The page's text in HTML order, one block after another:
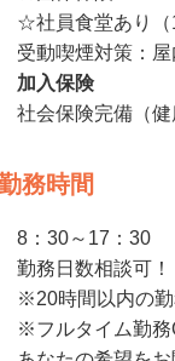
☆定期健康診断
☆団体保険
☆社員食堂あり
受動喫煙対策：
加入保険
勤務時間
8：30～17：30
勤務日数相談可
※20時間以内の